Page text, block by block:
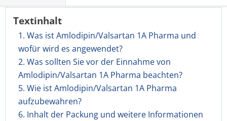
Textinhalt
1. Was ist Amlodipin/Valsartan 1A Pharma und
wofür wird es angewendet?
2. Was sollten Sie vor der Einnahme von
Amlodipin/Valsartan 1A Pharma beachten?
5. Wie ist Amlodipin/Valsartan 1A Pharma
aufzubewahren?
6. Inhalt der Packung und weitere Informationen